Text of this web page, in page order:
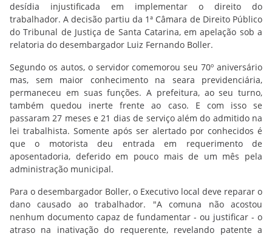
desídia injustificada em implementar o direito do
trabalhador. A decisão partiu da 1ª Câmara de Direito Público
do Tribunal de Justiça de Santa Catarina, em apelação sob a
relatoria do desembargador Luiz Fernando Boller.
Segundo os autos, o servidor comemorou seu 70º aniversário
mas, sem maior conhecimento na seara previdenciária,
permaneceu em suas funções. A prefeitura, ao seu turno,
também quedou inerte frente ao caso. E com isso se
passaram 27 meses e 21 dias de serviço além do admitido na
lei trabalhista. Somente após ser alertado por conhecidos é
que o motorista deu entrada em requerimento de
aposentadoria, deferido em pouco mais de um mês pela
administração municipal.
Para o desembargador Boller, o Executivo local deve reparar o
dano causado ao trabalhador. "A comuna não acostou
nenhum documento capaz de fundamentar - ou justificar - o
atraso na inativação do requerente, revelando patente a